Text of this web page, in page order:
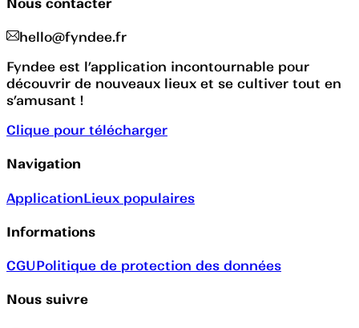
hello@fyndee.fr
Fyndee est l’application incontournable pour
découvrir de nouveaux lieux et se cultiver tout en
s’amusant !
Clique pour télécharger
Navigation
ApplicationLieux populaires
Informations
CGUPolitique de protection des données
Nous suivre